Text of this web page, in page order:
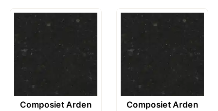
Composiet Arden
Composiet Arden